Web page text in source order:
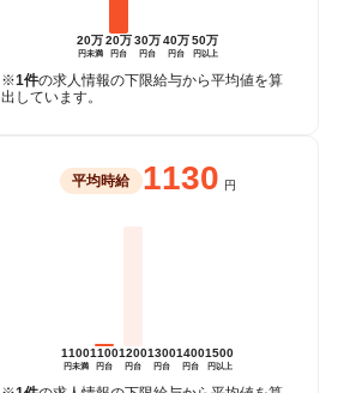
20万
円未満
20万
円台
30万
円台
40万
円台
50万
円以上
※1件の求人情報の下限給与から平均値を算
出しています。
平均時給 1130 円
1100
円未満
1100
円台
1200
円台
1300
円台
1400
円台
1500
円以上